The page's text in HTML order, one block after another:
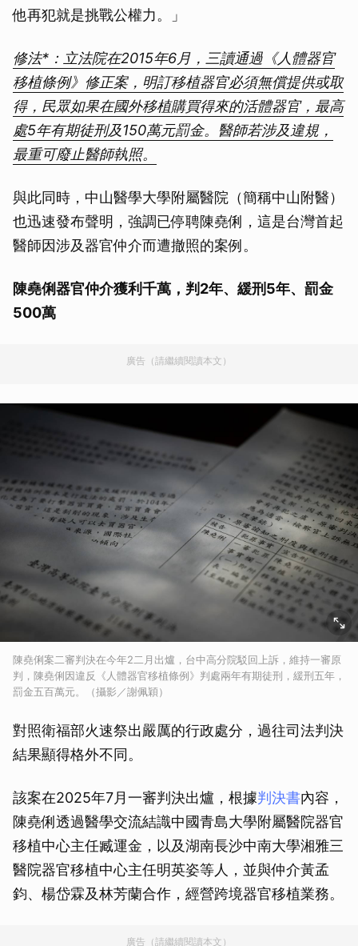
他再犯就是挑戰公權力。」
修法*：立法院在2015年6月，三讀通過《人體器官
移植條例》修正案，明訂移植器官必須無償提供或取
得，民眾如果在國外移植購買得來的活體器官，最高
處5年有期徒刑及150萬元罰金。醫師若涉及違規，
最重可廢止醫師執照。
與此同時，中山醫學大學附屬醫院（簡稱中山附醫）
也迅速發布聲明，強調已停聘陳堯俐，這是台灣首起
醫師因涉及器官仲介而遭撤照的案例。
陳堯俐器官仲介獲利千萬，判2年、緩刑5年、罰金
500萬
廣告（請繼續閱讀本文）
陳堯俐案二審判決在今年2二月出爐，台中高分院駁回上訴，維持一審原
判，陳堯俐因違反《人體器官移植條例》判處兩年有期徒刑，緩刑五年，
罰金五百萬元。（攝影／謝佩穎）
對照衛福部火速祭出嚴厲的行政處分，過往司法判決
結果顯得格外不同。
該案在2025年7月一審判決出爐，根據判決書內容，
陳堯俐透過醫學交流結識中國青島大學附屬醫院器官
移植中心主任臧運金，以及湖南長沙中南大學湘雅三
醫院器官移植中心主任明英姿等人，並與仲介黃孟
鈞、楊岱霖及林芳蘭合作，經營跨境器官移植業務。
廣告（請繼續閱讀本文）